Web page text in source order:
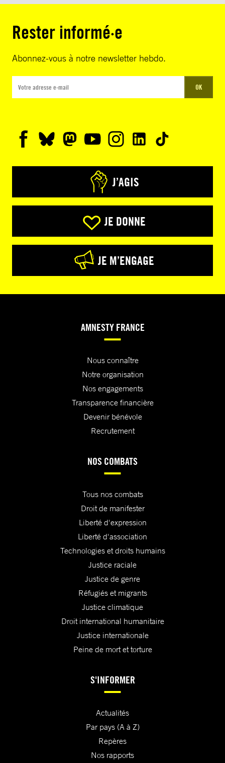
Rester informé·e
Abonnez-vous à notre newsletter hebdo.
OK
J’AGIS
JE DONNE
JE M’ENGAGE
AMNESTY FRANCE
Nous connaître
Notre organisation
Nos engagements
Transparence financière
Devenir bénévole
Recrutement
NOS COMBATS
Tous nos combats
Droit de manifester
Liberté d'expression
Liberté d'association
Technologies et droits humains
Justice raciale
Justice de genre
Réfugiés et migrants
Justice climatique
Droit international humanitaire
Justice internationale
Peine de mort et torture
S'INFORMER
Actualités
Par pays (A à Z)
Repères
Nos rapports